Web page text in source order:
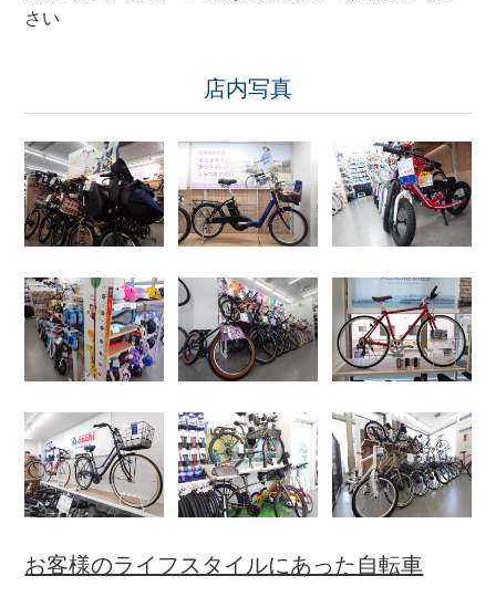
あさひのサービス
あさひブランド電動アシスト自転車購入特典
【提携店受取り】ネットで注文、お店で受取り
あさひあんしんメンテナンスパック
サイクルメイト
自転車買取&リユース販売サービス
サイクルベースあさひのボディ洗車サービス
さい
店内写真
お客様のライフスタイルにあった自転車